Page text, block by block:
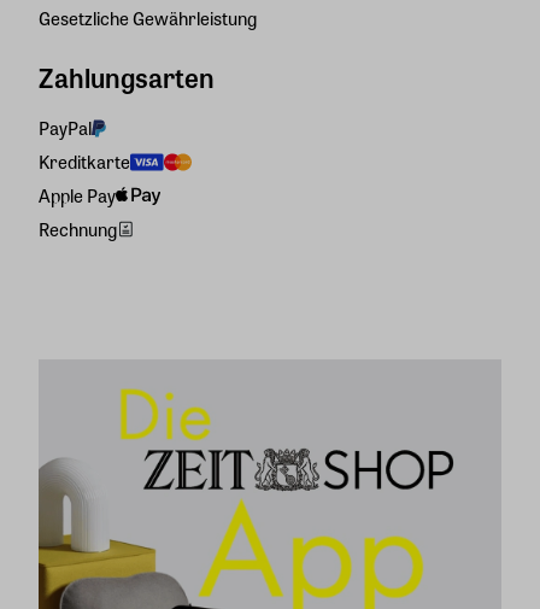
Gesetzliche Gewährleistung
Zahlungsarten
PayPal
Kreditkarte
Apple Pay
Rechnung